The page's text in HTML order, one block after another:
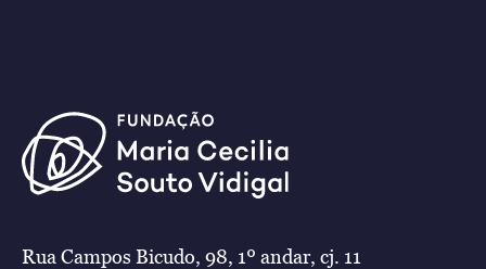
Rua Campos Bicudo, 98, 1º andar, cj. 11